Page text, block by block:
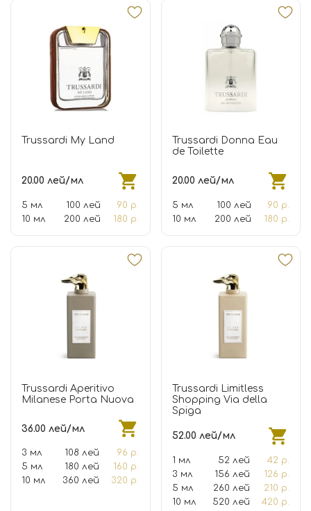
Trussardi My Land
20.00 лей/мл
5 мл 100 лей
90 р.
10 мл
200 лей 180 р.
Trussardi Donna Eau
de Toilette
20.00 лей/мл
5 мл 100 лей
90 р.
10 мл
200 лей 180 р.
Trussardi Aperitivo
Milanese Porta Nuova
36.00 лей/мл
3 мл 108 лей
96 р.
5 мл
180 лей
160 р.
10 мл
360 лей 320 р.
Trussardi Limitless
Shopping Via della
Spiga
52.00 лей/мл
1 мл 52 лей
42 р.
3 мл
156 лей
126 р.
5 мл
260 лей
210 р.
10 мл
520 лей 420 р.